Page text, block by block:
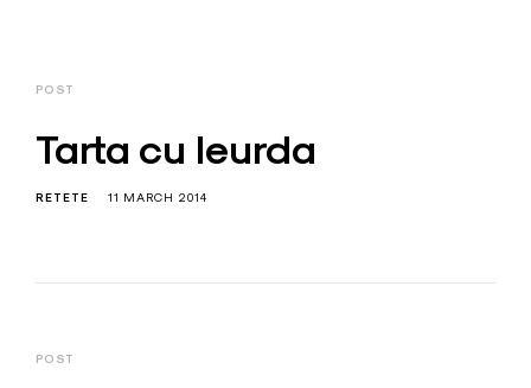
POST
Tarta cu leurda
RETETE 11 MARCH 2014
POST